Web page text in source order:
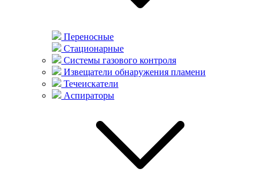
Переносные
Стационарные
Системы газового контроля
Извещатели обнаружения пламени
Течеискатели
Аспираторы